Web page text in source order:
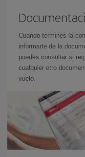
Cuando termines la
informarte de la
puedes consultar si
cualquier otro
vuelo.